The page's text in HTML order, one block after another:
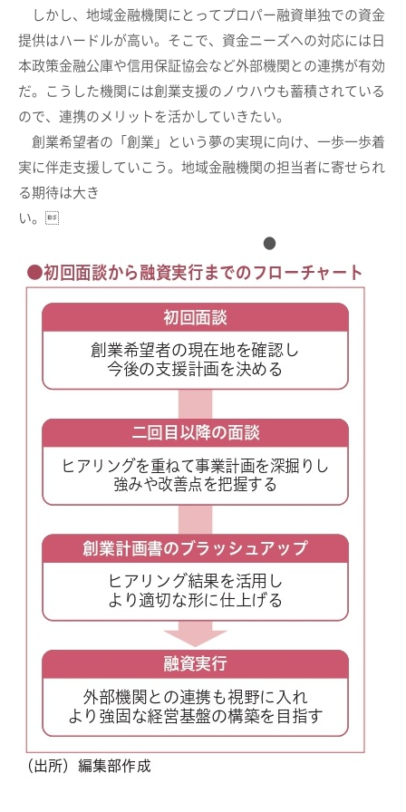
しかし、地域金融機関にとってプロパー融資単独での資金
提供はハードルが高い。そこで、資金ニーズへの対応には日
本政策金融公庫や信用保証協会など外部機関との連携が有効
だ。こうした機関には創業支援のノウハウも蓄積されている
ので、連携のメリットを活かしていきたい。
創業希望者の「創業」という夢の実現に向け、一歩一歩着
実に伴走支援していこう。地域金融機関の担当者に寄せられ
る期待は大き
い。
●